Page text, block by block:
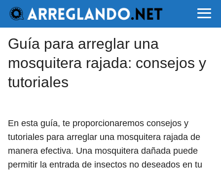
Guía para arreglar una
mosquitera rajada: consejos y
tutoriales
En esta guía, te proporcionaremos consejos y
tutoriales para arreglar una mosquitera rajada de
manera efectiva. Una mosquitera dañada puede
permitir la entrada de insectos no deseados en tu